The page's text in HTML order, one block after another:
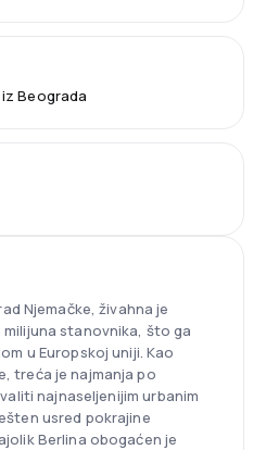
Beograda
Njemačke, živahna je
stanovnika, što ga
u Europskoj uniji. Kao
treća je najmanja po
najnaseljenijim urbanim
usred pokrajine
Berlina obogaćen je